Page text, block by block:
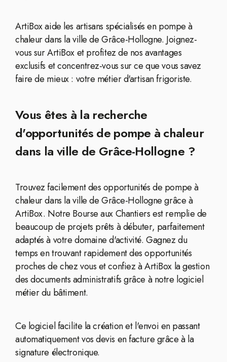
ArtiBox aide les artisans spécialisés en pompe à
chaleur dans la ville de Grâce-Hollogne. Joignez-
vous sur ArtiBox et profitez de nos avantages
exclusifs et concentrez-vous sur ce que vous savez
faire de mieux : votre métier d'artisan frigoriste.
Vous êtes à la recherche
d'opportunités de pompe à chaleur
dans la ville de Grâce-Hollogne ?
Trouvez facilement des opportunités de pompe à
chaleur dans la ville de Grâce-Hollogne grâce à
ArtiBox. Notre Bourse aux Chantiers est remplie de
beaucoup de projets prêts à débuter, parfaitement
adaptés à votre domaine d'activité. Gagnez du
temps en trouvant rapidement des opportunités
proches de chez vous et confiez à ArtiBox la gestion
des documents administratifs grâce à notre logiciel
métier du bâtiment.
Ce logiciel facilite la création et l'envoi en passant
automatiquement vos devis en facture grâce à la
signature électronique.